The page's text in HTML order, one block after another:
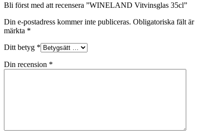
Bli först med att recensera ”WINELAND Vitvinsglas 35cl”
Din e-postadress kommer inte publiceras. Obligatoriska fält är
märkta *
Ditt betyg *
Din recension *